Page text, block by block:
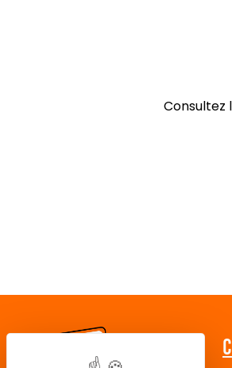
Consultez